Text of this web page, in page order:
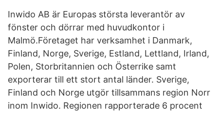
Inwido AB är Europas största leverantör av
fönster och dörrar med huvudkontor i
Malmö.Företaget har verksamhet i Danmark,
Finland, Norge, Sverige, Estland, Lettland, Irland,
Polen, Storbritannien och Österrike samt
exporterar till ett stort antal länder. Sverige,
Finland och Norge utgör tillsammans region Norr
inom Inwido. Regionen rapporterade 6 procent